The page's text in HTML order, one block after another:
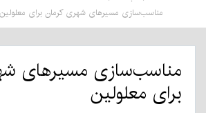
مناسب‌سازی مسیرهای شهری کرمان برای معلولین
مناسب‌سازی مسیرهای
برای معلولین